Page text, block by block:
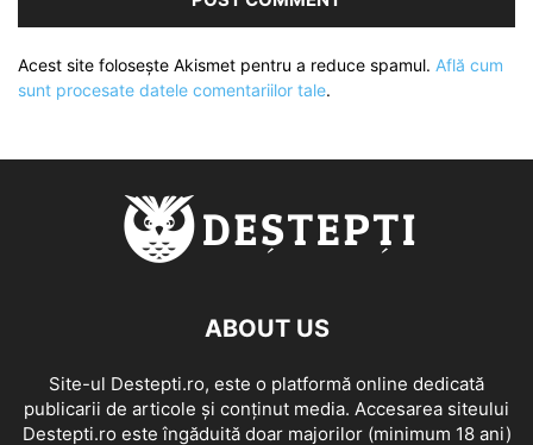
Acest site folosește Akismet pentru a reduce spamul. Află cum
sunt procesate datele comentariilor tale.
ABOUT US
Site-ul Destepti.ro, este o platformă online dedicată
publicarii de articole și conținut media. Accesarea siteului
Destepti.ro este îngăduită doar majorilor (minimum 18 ani)